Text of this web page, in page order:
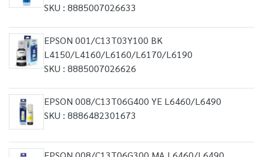
SKU : 8885007026633
EPSON 001/C13T03Y100 BK
L4150/L4160/L6160/L6170/L6190
SKU : 8885007026626
EPSON 008/C13T06G400 YE L6460/L6490
SKU : 8886482301673